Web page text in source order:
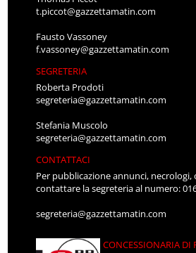
t.piccot@gazzettamatin.com
Fausto Vassoney
f.vassoney@gazzettamatin.com
SEGRETERIA
Roberta Prodoti
segreteria@gazzettamatin.com
Stefania Muscolo
segreteria@gazzettamatin.com
CONTATTACI
Per pubblicazione annunci,
contattare la segreteria al numero:
segreteria@gazzettamatin.com
CONCESSIONARIA DI